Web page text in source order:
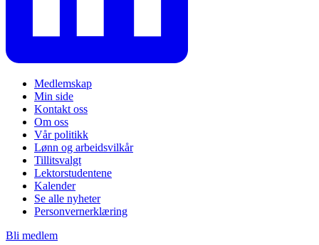
Medlemskap
Min side
Kontakt oss
Om oss
Vår politikk
Lønn og arbeidsvilkår
Tillitsvalgt
Lektorstudentene
Kalender
Se alle nyheter
Personvernerklæring
Bli medlem